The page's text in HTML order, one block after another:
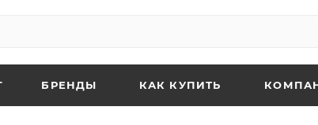
БРЕНДЫ КАК КУПИТЬ